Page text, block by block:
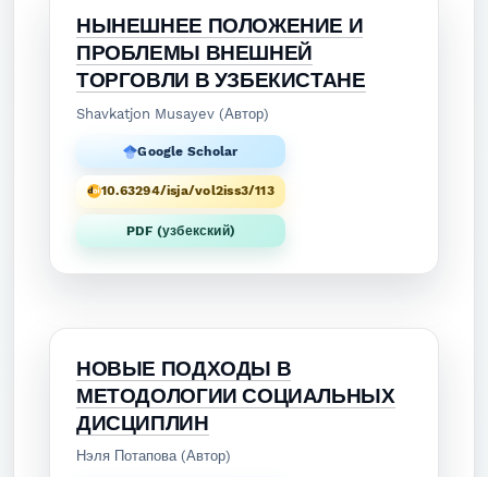
НЫНЕШНЕЕ ПОЛОЖЕНИЕ И
ПРОБЛЕМЫ ВНЕШНЕЙ
ТОРГОВЛИ В УЗБЕКИСТАНЕ
Shavkatjon Musayev (Автор)
Google Scholar
10.63294/isja/vol2iss3/113
PDF (узбекский)
НОВЫЕ ПОДХОДЫ В
МЕТОДОЛОГИИ СОЦИАЛЬНЫХ
ДИСЦИПЛИН
Нэля Потапова (Автор)